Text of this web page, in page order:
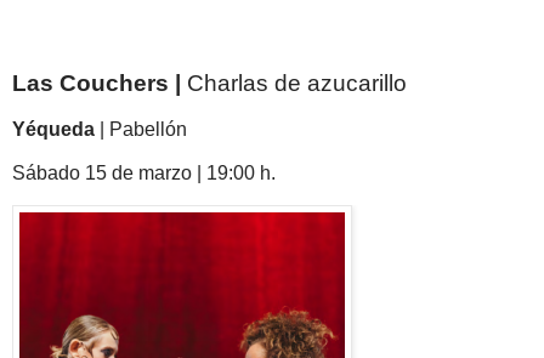
Las Couchers | Charlas de azucarillo
Yéqueda Pabellón
Sábado 15 de marzo | 19:00 h.